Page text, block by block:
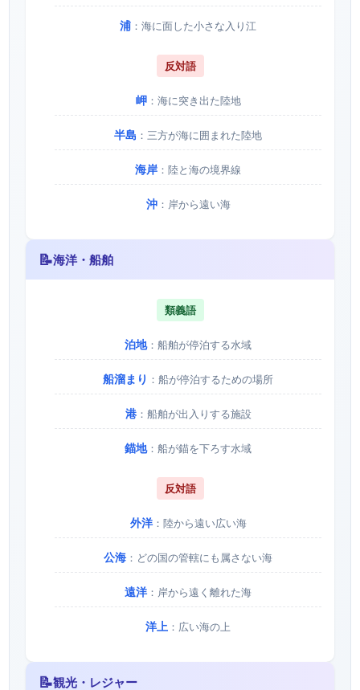
浦 ：海に面した小さな入り江
反対語
岬：海に突き出た陸地
半島 ：三方が海に囲まれた陸地
海岸 ：陸と海の境界線
沖：岸から遠い海
📝海洋・船舶
類義語
泊地：船舶が停泊する水域
船溜まり ：船が停泊するための場所
港：船舶が出入りする施設
錨地：船が錨を下ろす水域
反対語
外洋：陸から遠い広い海
公海 ：どの国の管轄にも属さない海
遠洋 ：岸から遠く離れた海
洋上 ：広い海の上
📝観光・レジャー